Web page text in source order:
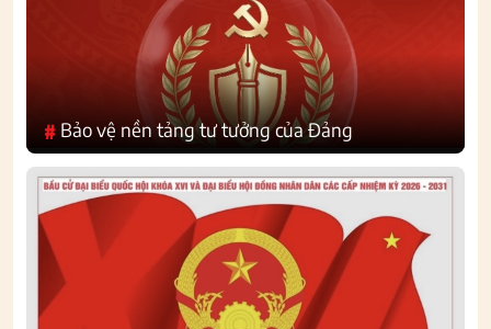
# Bảo vệ nền tảng tư tưởng của Đảng